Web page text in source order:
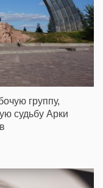
группу,
судьбу Арки